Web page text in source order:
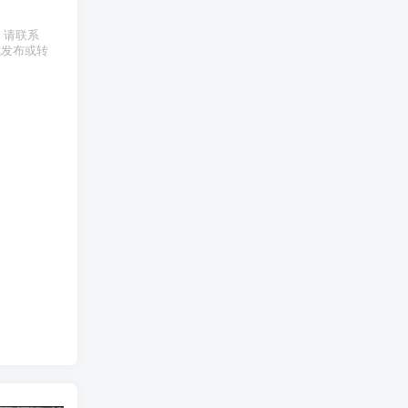
联系
布或转